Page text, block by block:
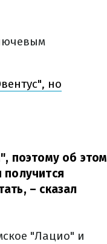
но
поэтому об этом
– сказал
"Лацио" и